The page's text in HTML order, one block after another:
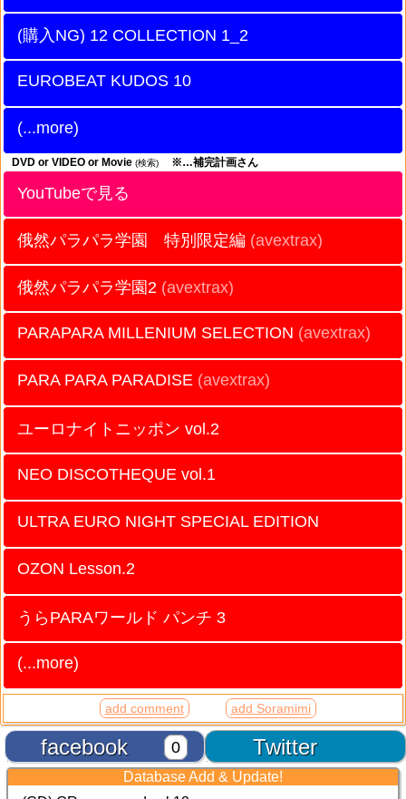
12 COLLECTION 1_2
EUROBEAT KUDOS 10
(...more)
DVD or VIDEO or Movie (検索) ※…補完計画さん
YouTubeで見る
俄然パラパラ学園 特別限定編 (avextrax)
俄然パラパラ学園2 (avextrax)
PARAPARA MILLENIUM SELECTION (avextrax)
PARA PARA PARADISE (avextrax)
ユーロナイトニッポン vol.2
NEO DISCOTHEQUE vol.1
ULTRA EURO NIGHT SPECIAL EDITION
OZON Lesson.2
うらPARAワールド パンチ 3
(...more)
add comment add Soramimi
Twitter
facebook 0
Database Add & Update!